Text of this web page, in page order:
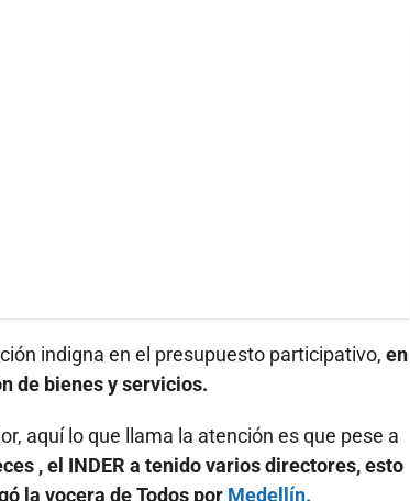
indigna en el presupuesto participativo, en
de bienes y servicios.
aquí lo que llama la atención es que pese a
, el INDER a tenido varios directores, esto
la vocera de Todos por Medellín.